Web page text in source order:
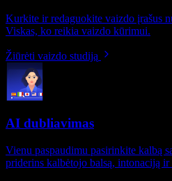
Kurkite ir redaguokite vaizdo įrašus
Viskas, ko reikia vaizdo kūrimui.
Žiūrėti vaizdo studiją
AI dubliavimas
Vienu paspaudimu pasirinkite kalbą
priderins kalbėtojo balsą, intonaciją ir